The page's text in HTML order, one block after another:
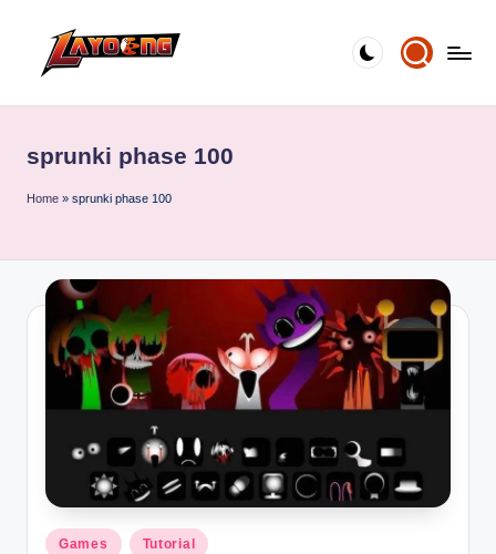
sprunki phase 100
Home » sprunki phase 100
Posted
Games Tutorial